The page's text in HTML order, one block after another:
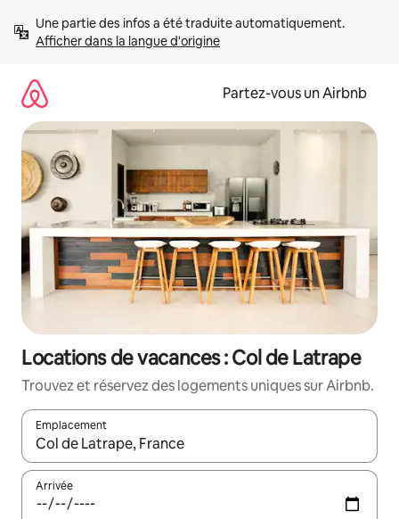
directement
Afficher dans la langue d'origine
Partez-vous un Airbnb
Locations de vacances : Col de Latrape
Trouvez et réservez des logements uniques sur Airbnb.
Emplacement
Quand les résultats sont affichés, parcourez-les en utilisant
Arrivée